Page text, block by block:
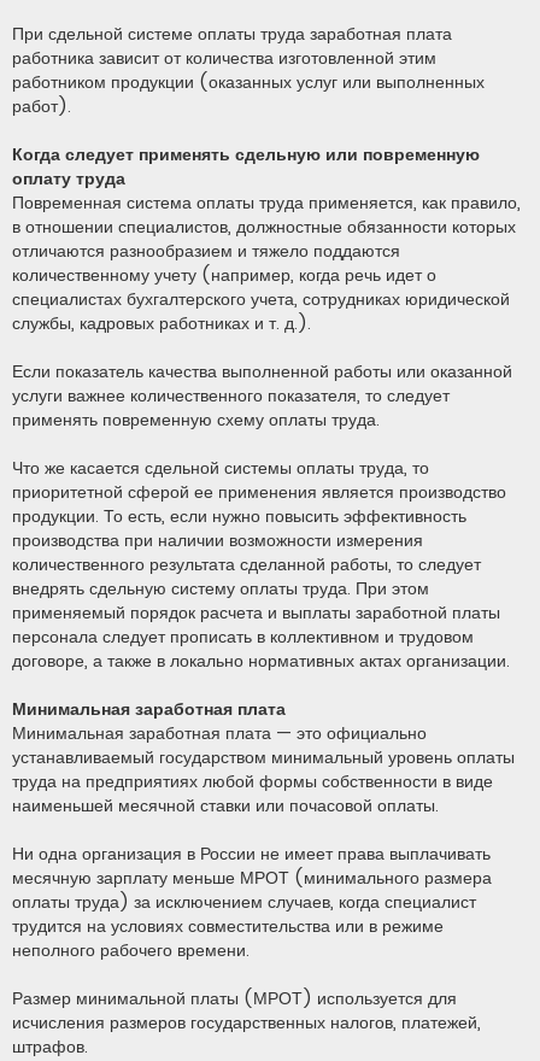
При сдельной системе оплаты труда заработная плата
работника зависит от количества изготовленной этим
работником продукции (оказанных услуг или выполненных
работ).
Когда следует применять сдельную или повременную
оплату труда
Повременная система оплаты труда применяется, как правило,
в отношении специалистов, должностные обязанности которых
отличаются разнообразием и тяжело поддаются
количественному учету (например, когда речь идет о
специалистах бухгалтерского учета, сотрудниках юридической
службы, кадровых работниках и т. д.).
Если показатель качества выполненной работы или оказанной
услуги важнее количественного показателя, то следует
применять повременную схему оплаты труда.
Что же касается сдельной системы оплаты труда, то
приоритетной сферой ее применения является производство
продукции. То есть, если нужно повысить эффективность
производства при наличии возможности измерения
количественного результата сделанной работы, то следует
внедрять сдельную систему оплаты труда. При этом
применяемый порядок расчета и выплаты заработной платы
персонала следует прописать в коллективном и трудовом
договоре, а также в локально нормативных актах организации.
Минимальная заработная плата
Минимальная заработная плата — это официально
устанавливаемый государством минимальный уровень оплаты
труда на предприятиях любой формы собственности в виде
наименьшей месячной ставки или почасовой оплаты.
Ни одна организация в России не имеет права выплачивать
месячную зарплату меньше МРОТ (минимального размера
оплаты труда) за исключением случаев, когда специалист
трудится на условиях совместительства или в режиме
неполного рабочего времени.
Размер минимальной платы (МРОТ) используется для
исчисления размеров государственных налогов, платежей,
штрафов.